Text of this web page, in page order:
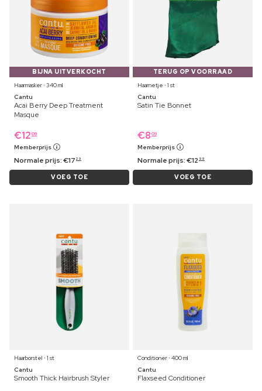
BIJNA UITVERKOCHT
Haarmasker ⋅ 340 ml
Cantu
Acai Berry Deep Treatment
Masque
€12 09
Memberprijs
Normale prijs:€17 29
VOEG TOE
TERUG OP VOORRAAD
Haarnetje ⋅ 1 st
Cantu
Satin Tie Bonnet
€8 09
Memberprijs
Normale prijs:€12 99
VOEG TOE
Haarborstel ⋅ 1 st
Cantu
Smooth Thick Hairbrush Styler
Conditioner ⋅ 400 ml
Cantu
Flaxseed Conditioner